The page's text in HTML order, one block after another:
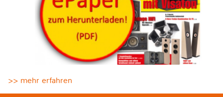
>> mehr erfahren